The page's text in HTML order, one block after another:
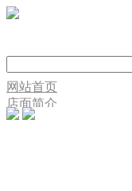
网站首页
店面简介
产品中心